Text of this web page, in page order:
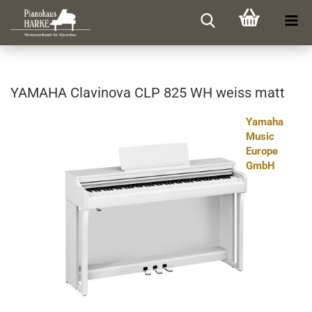
YA­MA­HA Cla­vi­no­va CLP 825 WH weiss matt
Yamaha
Music
Europe
GmbH